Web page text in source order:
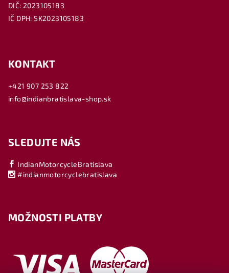
DIČ: 2023105183
IČ DPH: SK2023105183
KONTAKT
+421 907 253 822
info@indianbratislava-shop.sk
SLEDUJTE NÁS
IndianMotorcycleBratislava
#indianmotorcyclebratislava
MOŽNOSTI PLATBY